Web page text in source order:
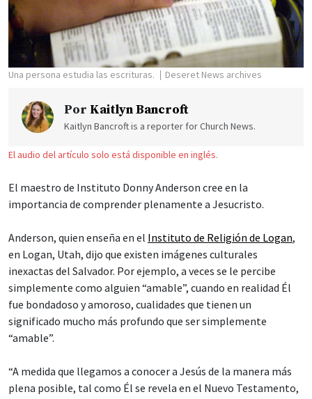
Una persona estudia las escrituras. Deseret News archives
Por Kaitlyn Bancroft
Kaitlyn Bancroft is a reporter for Church News.
El audio del artículo solo está disponible en inglés.
El maestro de Instituto Donny Anderson cree en la
importancia de comprender plenamente a Jesucristo.
Anderson, quien enseña en el Instituto de Religión de Logan,
en Logan, Utah, dijo que existen imágenes culturales
inexactas del Salvador. Por ejemplo, a veces se le percibe
simplemente como alguien “amable”, cuando en realidad Él
fue bondadoso y amoroso, cualidades que tienen un
significado mucho más profundo que ser simplemente
“amable”.
“A medida que llegamos a conocer a Jesús de la manera más
plena posible, tal como Él se revela en el Nuevo Testamento,